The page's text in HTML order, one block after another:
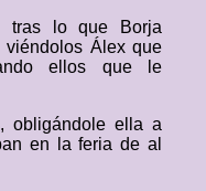
tras lo que Borja
Álex que
ellos que le
obligándole ella a
en la feria de al